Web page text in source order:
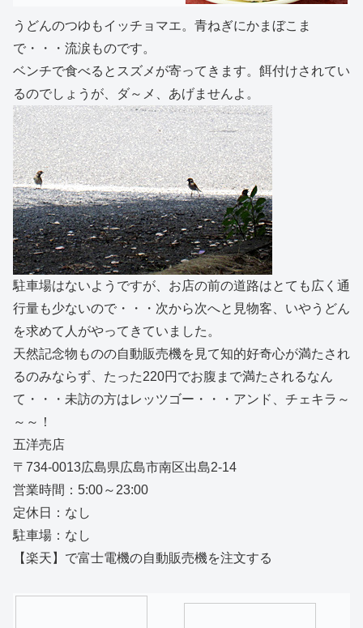
うどんのつゆもイッチョマエ。青ねぎにかまぼこま
で・・・流涙ものです。
ベンチで食べるとスズメが寄ってきます。餌付けされてい
るのでしょうが、ダ～メ、あげませんよ。
駐車場はないようですが、お店の前の道路はとても広く通
行量も少ないので・・・次から次へと見物客、いやうどん
を求めて人がやってきていました。
天然記念物ものの自動販売機を見て知的好奇心が満たされ
るのみならず、たった220円でお腹まで満たされるなん
て・・・未訪の方はレッツゴー・・・アンド、チェキラ～
～～！
五洋売店
〒734-0013広島県広島市南区出島2-14
営業時間：5:00～23:00
定休日：なし
駐車場：なし
【楽天】で富士電機の自動販売機を注文する